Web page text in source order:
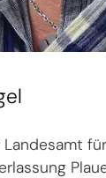
Landesamt